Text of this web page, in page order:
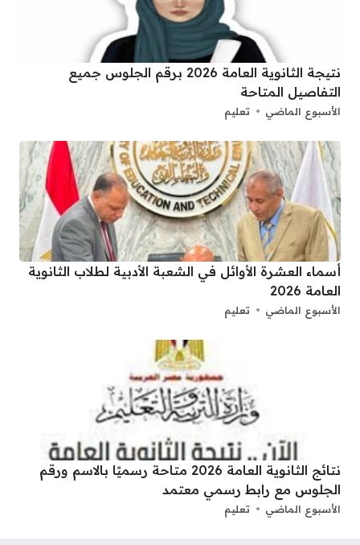
نتيجة الثانوية العامة 2026 برقم الجلوس جميع
التفاصيل المتاحة
الأسبوع الماضي تعليم
أسماء العشرة الأوائل في الشعبة الأدبية لطلاب الثانوية
العامة 2026
الأسبوع الماضي تعليم
نتائج الثانوية العامة 2026 متاحة رسميًا بالاسم ورقم
الجلوس مع رابط رسمي معتمد
الأسبوع الماضي تعليم